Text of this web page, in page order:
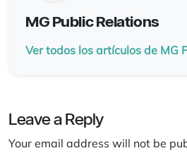
MG Public Relations
Ver todos los artículos de MG
Leave a Reply
Your email address will not be